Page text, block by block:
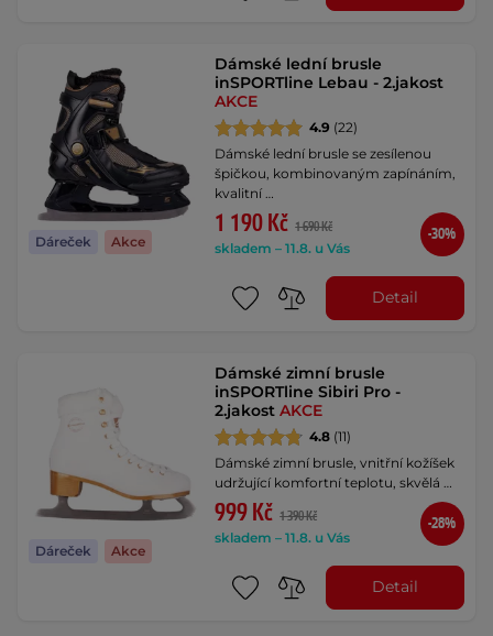
Dáreček Akce
Dámské lední brusle
inSPORTline Lebau - 2.jakost
AKCE
4.9 (22)
Dámské lední brusle se zesílenou
špičkou, kombinovaným zapínáním,
kvalitní …
1 190 Kč 1 690 Kč
skladem – 11.8. u Vás
-30%
Detail
Dáreček Akce
Dámské zimní brusle
inSPORTline Sibiri Pro -
2.jakostAKCE
4.8 (11)
Dámské zimní brusle, vnitřní kožíšek
udržující komfortní teplotu, skvělá …
999 Kč 1 390 Kč
skladem – 11.8. u Vás
-28%
Detail